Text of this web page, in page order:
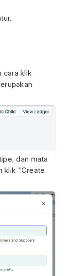
cara klik
dan mata
klik "Create